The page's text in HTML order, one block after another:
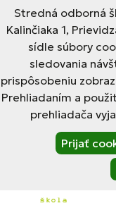
Stredná odborná
Kalinčiaka 1,
sídle súbory
sledovania
prispôsobeniu
Prehliadaním a
prehliadača
Prijať